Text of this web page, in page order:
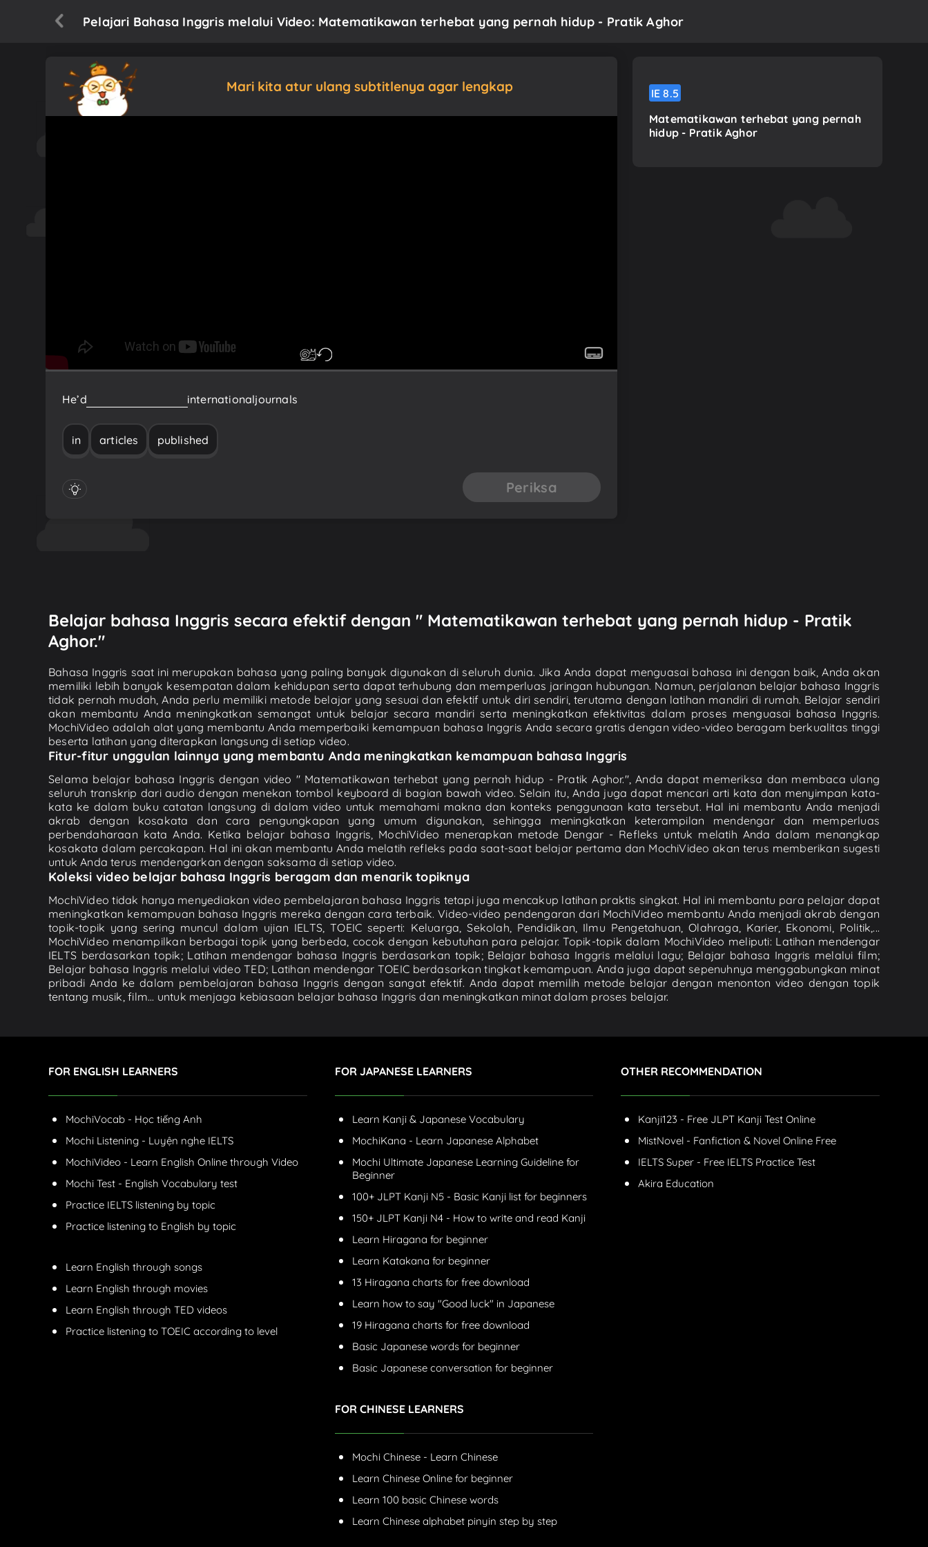
Pelajari Bahasa Inggris melalui Video: Matematikawan terhebat yang pernah hidup - Pratik Aghor
Mari kita atur ulang subtitlenya agar lengkap
He’d internationaljournals
in articles published
Periksa
IE8.5
Matematikawan terhebat yang pernah
hidup - Pratik Aghor
Belajar bahasa Inggris secara efektif dengan " Matematikawan terhebat yang pernah hidup - Pratik
Aghor."
Bahasa Inggris saat ini merupakan bahasa yang paling banyak digunakan di seluruh dunia. Jika Anda dapat menguasai bahasa ini dengan baik, Anda akan
memiliki lebih banyak kesempatan dalam kehidupan serta dapat terhubung dan memperluas jaringan hubungan. Namun, perjalanan belajar bahasa Inggris
tidak pernah mudah, Anda perlu memiliki metode belajar yang sesuai dan efektif untuk diri sendiri, terutama dengan latihan mandiri di rumah. Belajar sendiri
akan membantu Anda meningkatkan semangat untuk belajar secara mandiri serta meningkatkan efektivitas dalam proses menguasai bahasa Inggris.
MochiVideo adalah alat yang membantu Anda memperbaiki kemampuan bahasa Inggris Anda secara gratis dengan video-video beragam berkualitas tinggi
beserta latihan yang diterapkan langsung di setiap video.
Fitur-fitur unggulan lainnya yang membantu Anda meningkatkan kemampuan bahasa Inggris
Selama belajar bahasa Inggris dengan video " Matematikawan terhebat yang pernah hidup - Pratik Aghor.", Anda dapat memeriksa dan membaca ulang
seluruh transkrip dari audio dengan menekan tombol keyboard di bagian bawah video. Selain itu, Anda juga dapat mencari arti kata dan menyimpan kata-
kata ke dalam buku catatan langsung di dalam video untuk memahami makna dan konteks penggunaan kata tersebut. Hal ini membantu Anda menjadi
akrab dengan kosakata dan cara pengungkapan yang umum digunakan, sehingga meningkatkan keterampilan mendengar dan memperluas
perbendaharaan kata Anda. Ketika belajar bahasa Inggris, MochiVideo menerapkan metode Dengar - Refleks untuk melatih Anda dalam menangkap
kosakata dalam percakapan. Hal ini akan membantu Anda melatih refleks pada saat-saat belajar pertama dan MochiVideo akan terus memberikan sugesti
untuk Anda terus mendengarkan dengan saksama di setiap video.
Koleksi video belajar bahasa Inggris beragam dan menarik topiknya
MochiVideo tidak hanya menyediakan video pembelajaran bahasa Inggris tetapi juga mencakup latihan praktis singkat. Hal ini membantu para pelajar dapat
meningkatkan kemampuan bahasa Inggris mereka dengan cara terbaik. Video-video pendengaran dari MochiVideo membantu Anda menjadi akrab dengan
topik-topik yang sering muncul dalam ujian IELTS, TOEIC seperti: Keluarga, Sekolah, Pendidikan, Ilmu Pengetahuan, Olahraga, Karier, Ekonomi, Politik,...
MochiVideo menampilkan berbagai topik yang berbeda, cocok dengan kebutuhan para pelajar. Topik-topik dalam MochiVideo meliputi: Latihan mendengar
IELTS berdasarkan topik; Latihan mendengar bahasa Inggris berdasarkan topik; Belajar bahasa Inggris melalui lagu; Belajar bahasa Inggris melalui film;
Belajar bahasa Inggris melalui video TED; Latihan mendengar TOEIC berdasarkan tingkat kemampuan. Anda juga dapat sepenuhnya menggabungkan minat
pribadi Anda ke dalam pembelajaran bahasa Inggris dengan sangat efektif. Anda dapat memilih metode belajar dengan menonton video dengan topik
tentang musik, film... untuk menjaga kebiasaan belajar bahasa Inggris dan meningkatkan minat dalam proses belajar.
FOR ENGLISH LEARNERS
MochiVocab - Học tiếng Anh
Mochi Listening - Luyện nghe IELTS
MochiVideo - Learn English Online through Video
Mochi Test - English Vocabulary test
Practice IELTS listening by topic
Practice listening to English by topic
Learn English through songs
Learn English through movies
Learn English through TED videos
Practice listening to TOEIC according to level
FOR JAPANESE LEARNERS
Learn Kanji & Japanese Vocabulary
MochiKana - Learn Japanese Alphabet
Mochi Ultimate Japanese Learning Guideline for
Beginner
100+ JLPT Kanji N5 - Basic Kanji list for beginners
150+ JLPT Kanji N4 - How to write and read Kanji
Learn Hiragana for beginner
Learn Katakana for beginner
13 Hiragana charts for free download
Learn how to say "Good luck" in Japanese
19 Hiragana charts for free download
Basic Japanese words for beginner
Basic Japanese conversation for beginner
FOR CHINESE LEARNERS
Mochi Chinese - Learn Chinese
Learn Chinese Online for beginner
Learn 100 basic Chinese words
Learn Chinese alphabet pinyin step by step
OTHER RECOMMENDATION
Kanji123 - Free JLPT Kanji Test Online
MistNovel - Fanfiction & Novel Online Free
IELTS Super - Free IELTS Practice Test
Akira Education